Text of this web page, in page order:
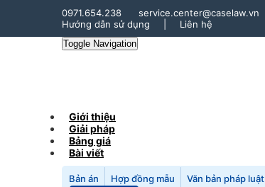
0971.654.238
service.center@caselaw.vn
Hướng dẫn sử dụng
Liên hệ
Toggle Navigation
Giới thiệu
Giải pháp
Bảng giá
Bài viết
Bản án Hợp đồng mẫu Văn bản pháp luật